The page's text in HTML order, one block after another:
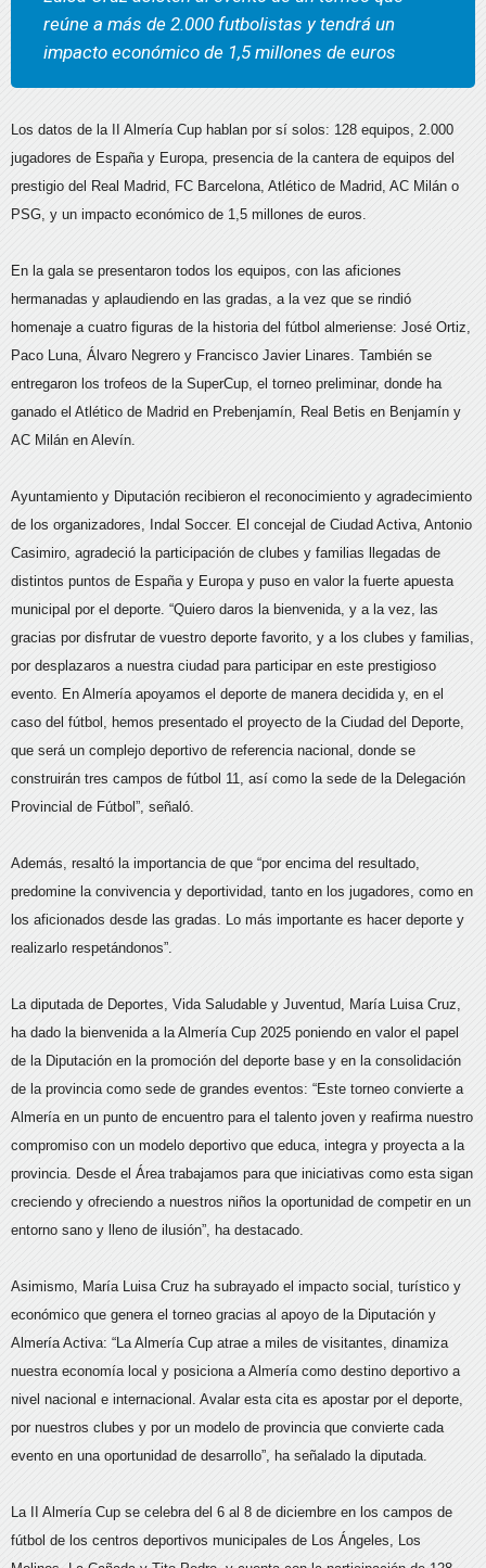
reúne a más de 2.000 futbolistas y tendrá un
impacto económico de 1,5 millones de euros
Los datos de la II Almería Cup hablan por sí solos: 128 equipos, 2.000
jugadores de España y Europa, presencia de la cantera de equipos del
prestigio del Real Madrid, FC Barcelona, Atlético de Madrid, AC Milán o
PSG, y un impacto económico de 1,5 millones de euros.
En la gala se presentaron todos los equipos, con las aficiones
hermanadas y aplaudiendo en las gradas, a la vez que se rindió
homenaje a cuatro figuras de la historia del fútbol almeriense: José Ortiz,
Paco Luna, Álvaro Negrero y Francisco Javier Linares. También se
entregaron los trofeos de la SuperCup, el torneo preliminar, donde ha
ganado el Atlético de Madrid en Prebenjamín, Real Betis en Benjamín y
AC Milán en Alevín.
Ayuntamiento y Diputación recibieron el reconocimiento y agradecimiento
de los organizadores, Indal Soccer. El concejal de Ciudad Activa, Antonio
Casimiro, agradeció la participación de clubes y familias llegadas de
distintos puntos de España y Europa y puso en valor la fuerte apuesta
municipal por el deporte. “Quiero daros la bienvenida, y a la vez, las
gracias por disfrutar de vuestro deporte favorito, y a los clubes y familias,
por desplazaros a nuestra ciudad para participar en este prestigioso
evento. En Almería apoyamos el deporte de manera decidida y, en el
caso del fútbol, hemos presentado el proyecto de la Ciudad del Deporte,
que será un complejo deportivo de referencia nacional, donde se
construirán tres campos de fútbol 11, así como la sede de la Delegación
Provincial de Fútbol”, señaló.
Además, resaltó la importancia de que “por encima del resultado,
predomine la convivencia y deportividad, tanto en los jugadores, como en
los aficionados desde las gradas. Lo más importante es hacer deporte y
realizarlo respetándonos”.
La diputada de Deportes, Vida Saludable y Juventud, María Luisa Cruz,
ha dado la bienvenida a la Almería Cup 2025 poniendo en valor el papel
de la Diputación en la promoción del deporte base y en la consolidación
de la provincia como sede de grandes eventos: “Este torneo convierte a
Almería en un punto de encuentro para el talento joven y reafirma nuestro
compromiso con un modelo deportivo que educa, integra y proyecta a la
provincia. Desde el Área trabajamos para que iniciativas como esta sigan
creciendo y ofreciendo a nuestros niños la oportunidad de competir en un
entorno sano y lleno de ilusión”, ha destacado.
Asimismo, María Luisa Cruz ha subrayado el impacto social, turístico y
económico que genera el torneo gracias al apoyo de la Diputación y
Almería Activa: “La Almería Cup atrae a miles de visitantes, dinamiza
nuestra economía local y posiciona a Almería como destino deportivo a
nivel nacional e internacional. Avalar esta cita es apostar por el deporte,
por nuestros clubes y por un modelo de provincia que convierte cada
evento en una oportunidad de desarrollo”, ha señalado la diputada.
La II Almería Cup se celebra del 6 al 8 de diciembre en los campos de
fútbol de los centros deportivos municipales de Los Ángeles, Los